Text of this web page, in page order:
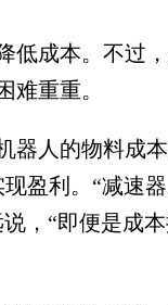
成本。不过，
难重重。
人的物料成本
盈利。“减速
，“即便是成